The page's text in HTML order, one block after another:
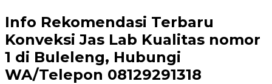
Info Rekomendasi Terbaru
Konveksi Jas Lab Kualitas nomor
1 di Buleleng, Hubungi
WA/Telepon 08129291318